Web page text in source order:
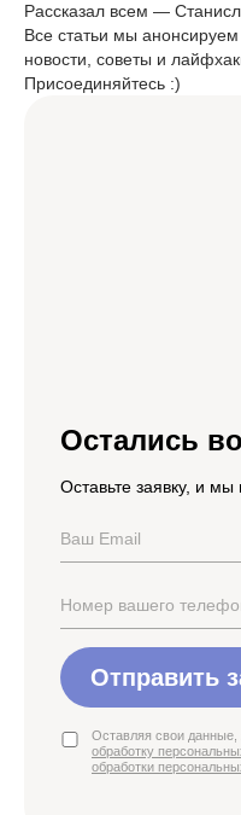
Рассказал всем —
Все статьи мы анонсируем
новости, советы и
Присоединяйтесь :)
Остались
Оставьте заявку, и мы
Отправить
Оставляя свои
обработку
обработки